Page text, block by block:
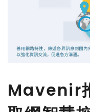
Mavenir